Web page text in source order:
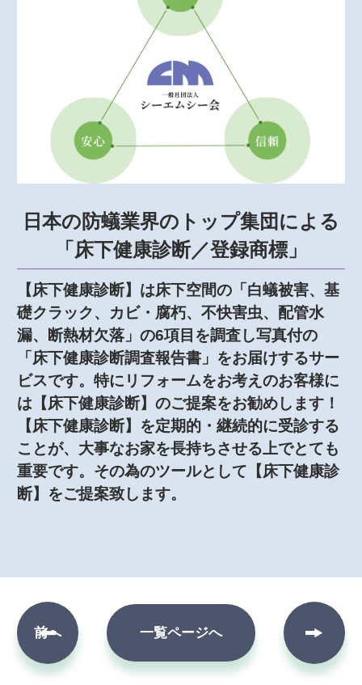
日本の防蟻業界のトップ集団による
「床下健康診断／登録商標」
【床下健康診断】は床下空間の「白蟻被害、基
礎クラック、カビ・腐朽、不快害虫、配管水
漏、断熱材欠落」の6項目を調査し写真付の
「床下健康診断調査報告書」をお届けするサー
ビスです。特にリフォームをお考えのお客様に
は【床下健康診断】のご提案をお勧めします！
【床下健康診断】を定期的・継続的に受診する
ことが、大事なお家を長持ちさせる上でとても
重要です。その為のツールとして【床下健康診
断】をご提案致します。
前へ 一覧ページへ
次へ